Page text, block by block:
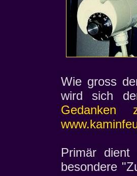
Wie gross
wird sich
Gedanken
Primär
besondere